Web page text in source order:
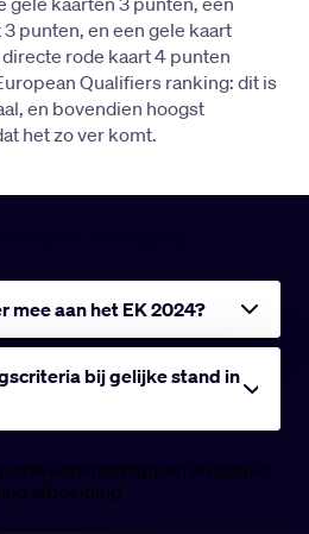
punten, en een gele kaart
rode kaart 4 punten
Qualifiers ranking: dit is
en bovendien hoogst
het zo ver komt.
mee aan het EK 2024?
bij gelijke stand in